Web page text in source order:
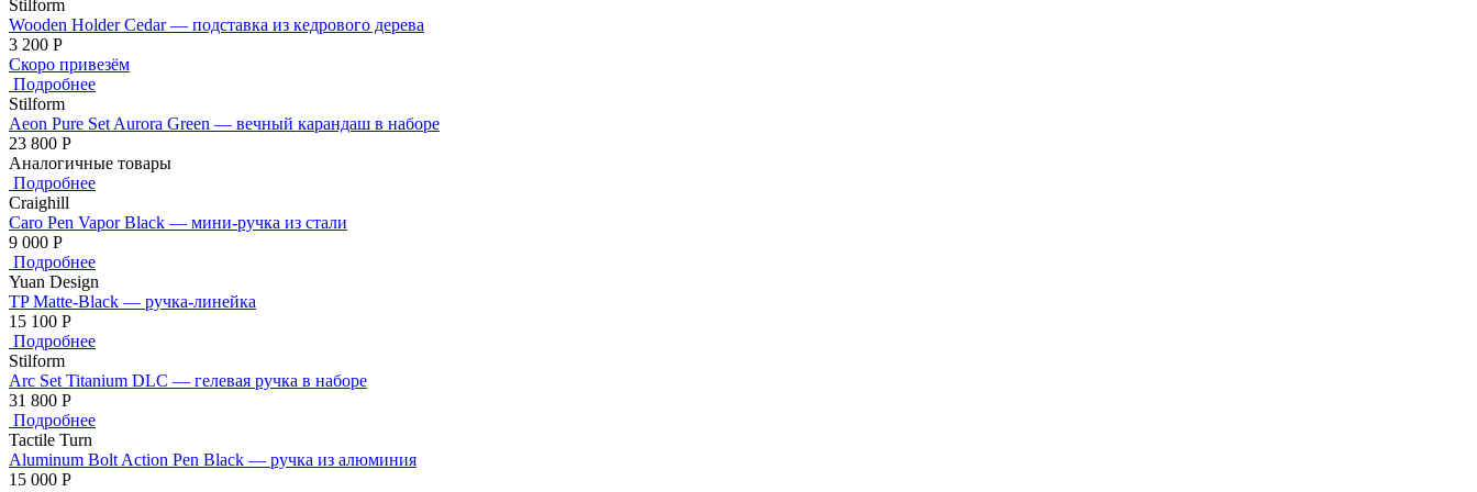
Stilform
Wooden Holder Cedar — подставка из кедрового дерева
3 200 Р
Скоро привезём
Подробнее
Stilform
Aeon Pure Set Aurora Green — вечный карандаш в наборе
23 800 Р
Аналогичные товары
Подробнее
Craighill
Caro Pen Vapor Black — мини-ручка из стали
9 000 Р
Подробнее
Yuan Design
TP Matte-Black — ручка-линейка
15 100 Р
Подробнее
Stilform
Arc Set Titanium DLC — гелевая ручка в наборе
31 800 Р
Подробнее
Tactile Turn
Aluminum Bolt Action Pen Black — ручка из алюминия
15 000 Р